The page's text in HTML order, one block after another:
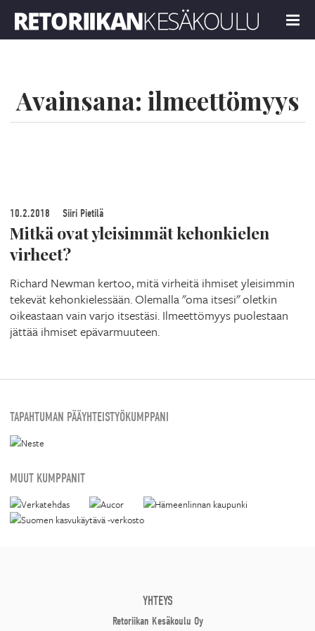
MENU
Avainsana: ilmeettömyys
10.2.2018 Siiri Pietilä
Mitkä ovat yleisimmät kehonkielen
virheet?
Richard Newman kertoo, mitä virheitä ihmiset yleisimmin
tekevät kehonkielessään. Olemalla "oma itsesi" oletkin
oikeastaan vain varjo itsestäsi. Ilmeettömyys puolestaan
jättää ihmiset epävarmuuteen.
TAPAHTUMAN PÄÄYHTEISTYÖKUMPPANI
MUUT KUMPPANIT
YHTEYS
Retoriikan Kesäkoulu Oy